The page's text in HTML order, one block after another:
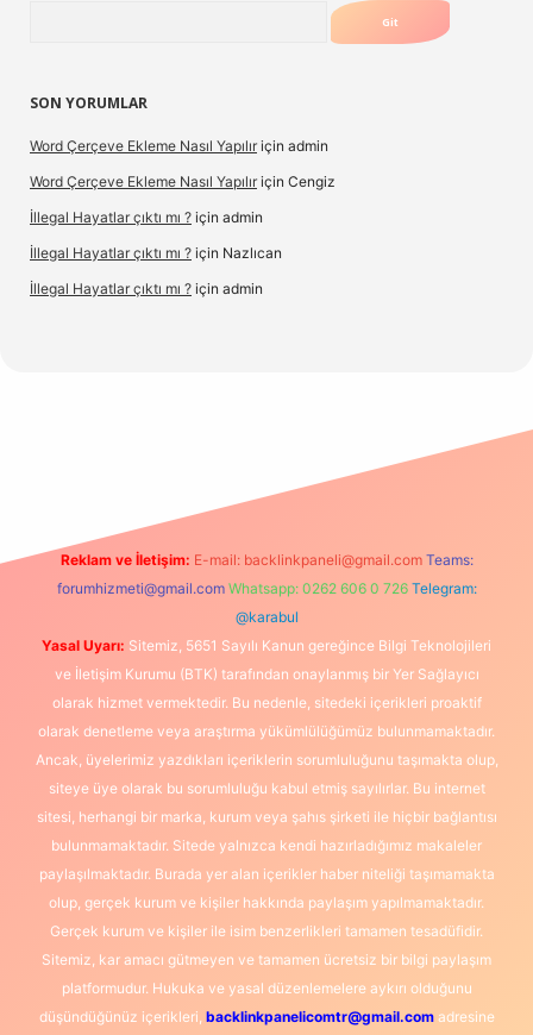
SON YORUMLAR
Word Çerçeve Ekleme Nasıl Yapılır için admin
Word Çerçeve Ekleme Nasıl Yapılır için Cengiz
İllegal Hayatlar çıktı mı ? için admin
İllegal Hayatlar çıktı mı ? için Nazlıcan
İllegal Hayatlar çıktı mı ? için admin
Reklam ve İletişim: E-mail: backlinkpaneli@gmail.com Teams:
forumhizmeti@gmail.com Whatsapp: 0262 606 0 726 Telegram:
@karabul
Yasal Uyarı: Sitemiz, 5651 Sayılı Kanun gereğince Bilgi Teknolojileri
ve İletişim Kurumu (BTK) tarafından onaylanmış bir Yer Sağlayıcı
olarak hizmet vermektedir. Bu nedenle, sitedeki içerikleri proaktif
olarak denetleme veya araştırma yükümlülüğümüz bulunmamaktadır.
Ancak, üyelerimiz yazdıkları içeriklerin sorumluluğunu taşımakta olup,
siteye üye olarak bu sorumluluğu kabul etmiş sayılırlar. Bu internet
sitesi, herhangi bir marka, kurum veya şahıs şirketi ile hiçbir bağlantısı
bulunmamaktadır. Sitede yalnızca kendi hazırladığımız makaleler
paylaşılmaktadır. Burada yer alan içerikler haber niteliği taşımamakta
olup, gerçek kurum ve kişiler hakkında paylaşım yapılmamaktadır.
Gerçek kurum ve kişiler ile isim benzerlikleri tamamen tesadüfidir.
Sitemiz, kar amacı gütmeyen ve tamamen ücretsiz bir bilgi paylaşım
platformudur. Hukuka ve yasal düzenlemelere aykırı olduğunu
düşündüğünüz içerikleri, backlinkpanelicomtr@gmail.comadresine